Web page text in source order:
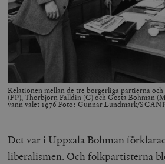
Relationen mellan de tre borgerliga partierna och
(FP), Thorbjörn Fälldin (C) och Gösta Bohman
vann valet 1976 Foto: Gunnar Lundmark/
Det var i Uppsala Bohman
liberalismen. Och folkpartisterna